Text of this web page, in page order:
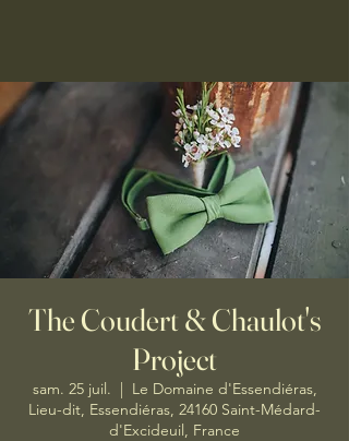
The Coudert & Chaulot's
Project
sam. 25 juil.
  |
Le Domaine d'Essendiéras,
Lieu-dit, Essendiéras, 24160 Saint-Médard-
d'Excideuil, France